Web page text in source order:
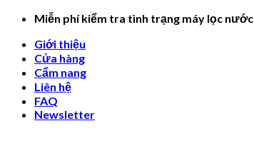
Skip
content
Miễn phí kiểm tra tình trạng máy lọc nước
Giới thiệu
Cửa hàng
Cẩm nang
Liên hệ
FAQ
Newsletter